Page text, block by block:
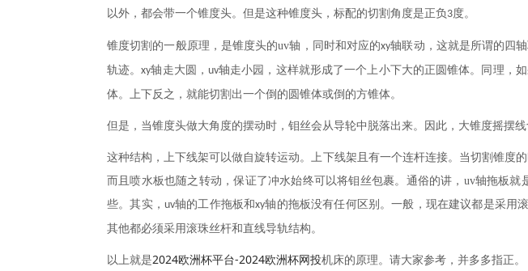
以外，都会带一个锥度头。但是这种锥度头，标配的切割角度是正负 3度。
锥度切割的一般原理，是锥度头的uv轴，同时和对应的xy轴联动，这就是所谓的四
轨迹。xy轴走大圆， uv轴走小园，这样就形成了一个上小下大的正圆锥体。同理，
体。上下反之，就能切割出一个倒的圆锥体或倒的方锥体。
但是，当锥度头做大角度的摆动时，钼丝会从导轮中脱落出来。因此，大锥度摇摆线
这种结构，上下线架可以做自旋转运动。上下线架且有一个连杆连接。当切割锥度
而且喷水板也随之转动，保证了冲水始终可以将钼丝包裹。通俗的讲， uv轴拖板就
些。其实， uv轴的工作拖板和xy轴的拖板没有任何区别。一般，现在建议都是采用
其他都必须采用滚珠丝杆和直线导轨结构。
以上就是2024欧洲杯平台-2024欧洲杯网投机床的原理。请大家参考，并多多指正。